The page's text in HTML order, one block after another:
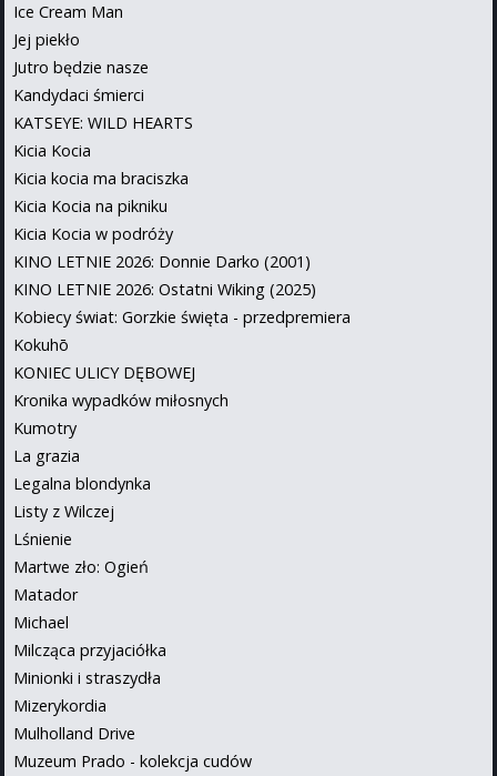
Ice Cream Man
Jej piekło
Jutro będzie nasze
Kandydaci śmierci
KATSEYE: WILD HEARTS
Kicia Kocia
Kicia kocia ma braciszka
Kicia Kocia na pikniku
Kicia Kocia w podróży
KINO LETNIE 2026: Donnie Darko (2001)
KINO LETNIE 2026: Ostatni Wiking (2025)
Kobiecy świat: Gorzkie święta - przedpremiera
Kokuhō
KONIEC ULICY DĘBOWEJ
Kronika wypadków miłosnych
Kumotry
La grazia
Legalna blondynka
Listy z Wilczej
Lśnienie
Martwe zło: Ogień
Matador
Michael
Milcząca przyjaciółka
Minionki i straszydła
Mizerykordia
Mulholland Drive
Muzeum Prado - kolekcja cudów